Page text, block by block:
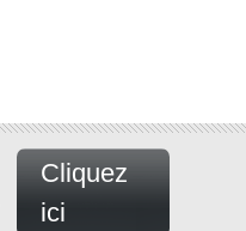
Cliquez
ici